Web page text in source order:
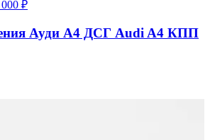
₽
Ауди А4 ДСГ Audi A4 КПП